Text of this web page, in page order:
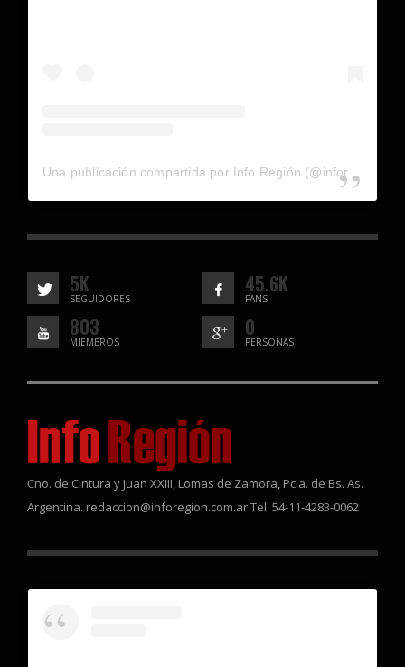
5K
SEGUIDORES
45.6K
FANS
803
MIEMBROS
0
PERSONAS
Cno. de Cintura y Juan XXIII, Lomas de Zamora, Pcia. de Bs. As.
Argentina. redaccion@inforegion.com.ar Tel: 54-11-4283-0062